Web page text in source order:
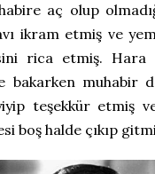
aç olup
ikram etmiş ve
rica etmiş. Hara
bakarken muhabir
teşekkür etmiş
boş halde çıkıp